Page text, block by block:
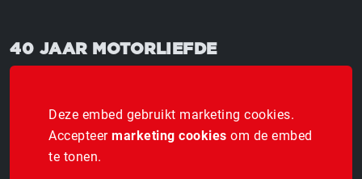
40 JAAR MOTORLIEFDE
Deze embed gebruikt marketing cookies.
Accepteer marketing cookies om de embed
te tonen.